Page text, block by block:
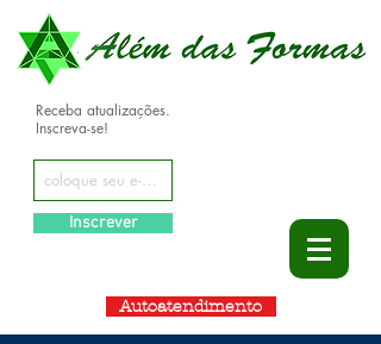
Receba atualizações.
Inscreva-se!
Inscrever
Autoatendimento